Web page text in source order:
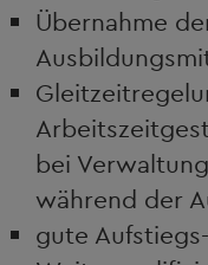
Übernahme
bei
während der
gute